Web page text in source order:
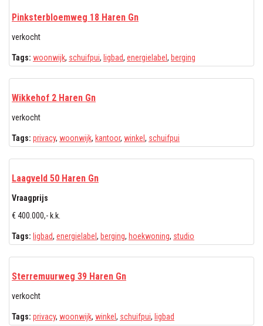
Pinksterbloemweg 18 Haren Gn
verkocht
Tags: woonwijk, schuifpui, ligbad, energielabel , berging
Wikkehof 2 Haren Gn
verkocht
Tags: privacy, woonwijk, kantoor, winkel , schuifpui
Laagveld 50 Haren Gn
Vraagprijs
€ 400.000,- k.k.
Tags: ligbad, energielabel , berging, hoekwoning, studio
Sterremuurweg 39 Haren Gn
verkocht
Tags: privacy, woonwijk, winkel , schuifpui, ligbad